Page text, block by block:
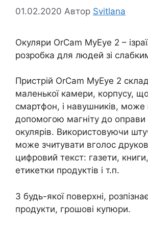
01.02.2020 Автор Svitlana
Окуляри OrCam MyEye 2 –
розробка для людей зі
Пристрій OrCam MyEye 2
маленької камери, корпусу,
смартфон, і навушників, може
допомогою магніту до оправи
окулярів. Використовуючи
може зчитувати вголос
цифровий текст: газети,
етикетки продуктів і т.п.
З будь-якої поверхні,
продукти, грошові купюри.